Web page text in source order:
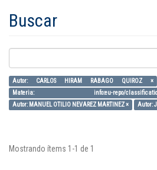
Buscar
Autor: CARLOS HIRAM RABAGO QUIROZ ×
Materia: info:eu-repo/
Autor: MANUEL OTILIO NEVAREZ MARTINEZ ×
Autor:
Mostrando ítems 1-1 de 1